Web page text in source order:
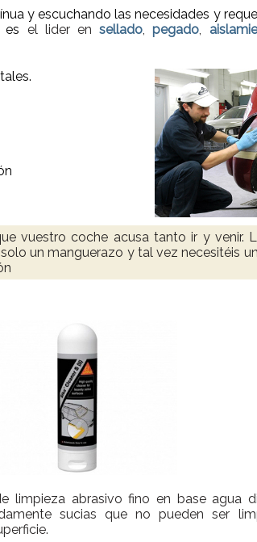
y escuchando las necesidades y
es el lider ensellado,pegado,
vuestro coche acusa tanto ir y venir.
un manguerazo y tal vez necesitéis
limpieza abrasivo fino en base agua
sucias que no pueden ser